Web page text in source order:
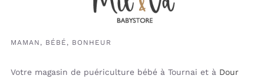
MAMAN, BÉBÉ, BONHEUR
Votre magasin de puériculture bébé à Tournai et à Dour